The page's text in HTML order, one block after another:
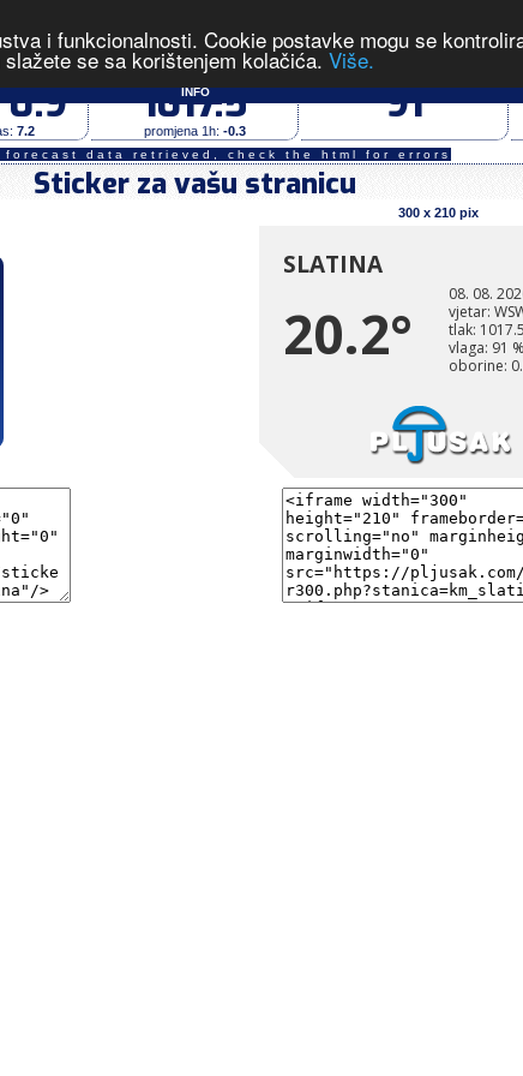
i funkcionalnosti. Cookie postavke mogu se
se sa korištenjem kolačića. Više.
INFO
vrijednosti u 04:16 dana 08.08.2026.- IZVOR
0.9
7.2
tlak zraka (hPa)
1017.5
promjena 1h: -0.3
91
forecast data retrieved, check the html for errors
Sticker za vašu stranicu
300 x 210 pix